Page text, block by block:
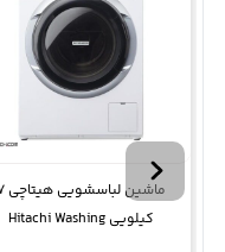
ماشین
کیلویی Hitachi Washing